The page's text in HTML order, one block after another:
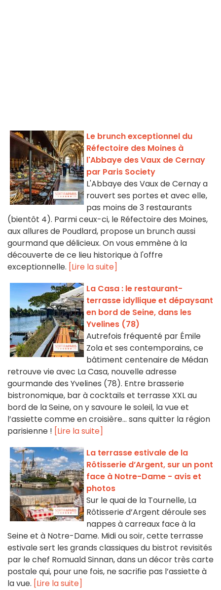
Le brunch exceptionnel du
Réfectoire des Moines à
l'Abbaye des Vaux de Cernay
par Paris Society
L'Abbaye des Vaux de Cernay a
rouvert ses portes et avec elle,
pas moins de 3 restaurants
(bientôt 4). Parmi ceux-ci, le Réfectoire des Moines,
aux allures de Poudlard, propose un brunch aussi
gourmand que délicieux. On vous emmène à la
découverte de ce lieu historique à l'offre
exceptionnelle. [Lire la suite]
La Casa : le restaurant-
terrasse idyllique et dépaysant
en bord de Seine, dans les
Yvelines (78)
Autrefois fréquenté par Émile
Zola et ses contemporains, ce
bâtiment centenaire de Médan
retrouve vie avec La Casa, nouvelle adresse
gourmande des Yvelines (78). Entre brasserie
bistronomique, bar à cocktails et terrasse XXL au
bord de la Seine, on y savoure le soleil, la vue et
l’assiette comme en croisière… sans quitter la région
parisienne ! [Lire la suite]
La terrasse estivale de la
Rôtisserie d’Argent, sur un pont
face à Notre-Dame - avis et
photos
Sur le quai de la Tournelle, La
Rôtisserie d’Argent déroule ses
nappes à carreaux face à la
Seine et à Notre-Dame. Midi ou soir, cette terrasse
estivale sert les grands classiques du bistrot revisités
par le chef Romuald Sinnan, dans un décor très carte
postale qui, pour une fois, ne sacrifie pas l’assiette à
la vue. [Lire la suite]